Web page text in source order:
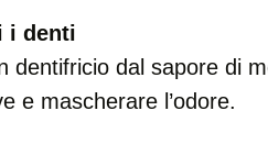
i denti
dentifricio dal sapore di
e mascherare l’odore.